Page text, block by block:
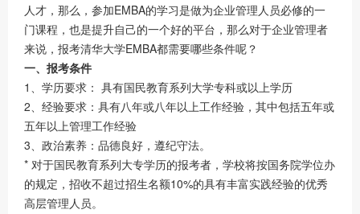
人才，那么，参加EMBA的学习是做为企业管理人员必修的一
门课程，也是提升自己的一个好的平台，那么对于企业管理者
来说，报考清华大学EMBA都需要哪些条件呢？
一、报考条件
1、学历要求： 具有国民教育系列大学专科或以上学历
2、经验要求：具有八年或八年以上工作经验，其中包括五年或
五年以上管理工作经验
3、政治素养：品德良好，遵纪守法。
* 对于国民教育系列大专学历的报考者，学校将按国务院学位办
的规定，招收不超过招生名额10%的具有丰富实践经验的优秀
高层管理人员。